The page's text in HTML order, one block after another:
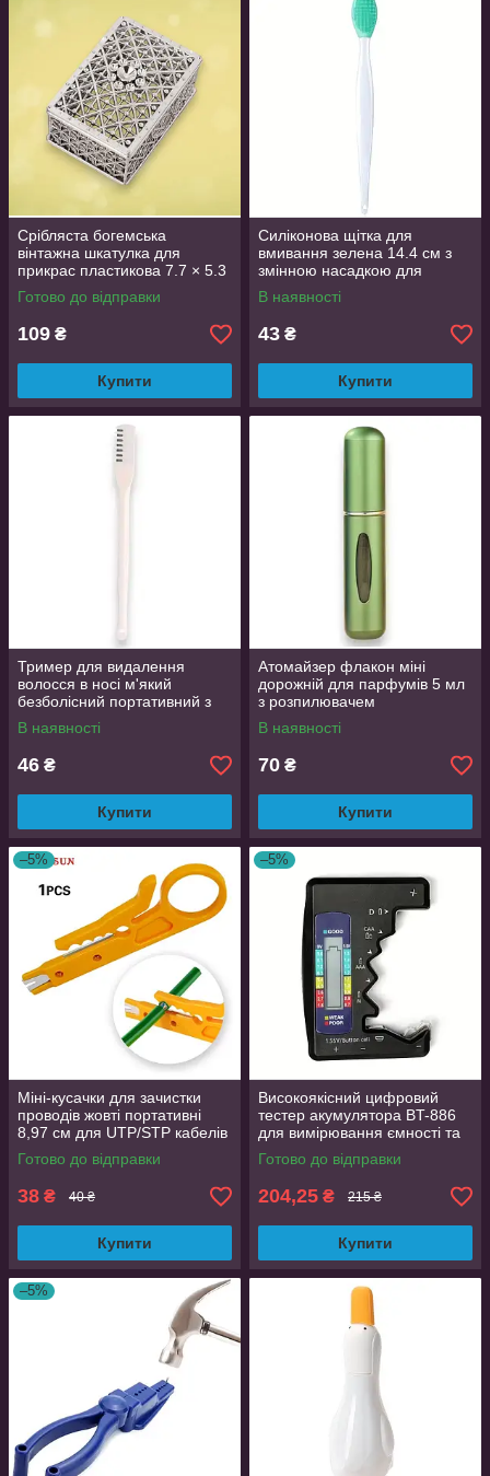
Срібляста богемська
вінтажна шкатулка для
прикрас пластикова 7.7 × 5.3
× 3.4 см
Готово до відправки
109 ₴
Купити
Силіконова щітка для
вмивання зелена 14.4 см з
змінною насадкою для
чищення носа
В наявності
43 ₴
Купити
Тример для видалення
волосся в носі м'який
безболісний портативний з
подвійною головкою 360°
В наявності
46 ₴
Купити
Атомайзер флакон міні
дорожній для парфумів 5 мл
з розпилювачем
заправляючий зелений
В наявності
70 ₴
Купити
–5%
Міні-кусачки для зачистки
проводів жовті портативні
8,97 см для UTP/STP кабелів
Готово до відправки
38 ₴ 40 ₴
Купити
–5%
Високоякісний цифровий
тестер акумулятора BT-886
для вимірювання ємності та
відображення напруги
батареї
Готово до відправки
204,25 ₴ 215 ₴
Купити
–5%